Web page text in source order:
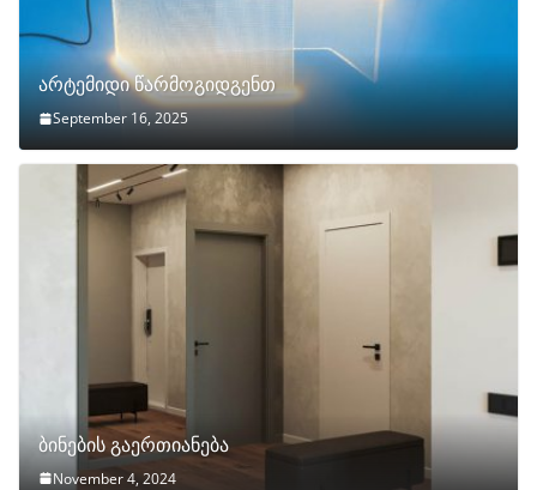
არტემიდი წარმოგიდგენთ
September 16, 2025
ბინების გაერთიანება
November 4, 2024